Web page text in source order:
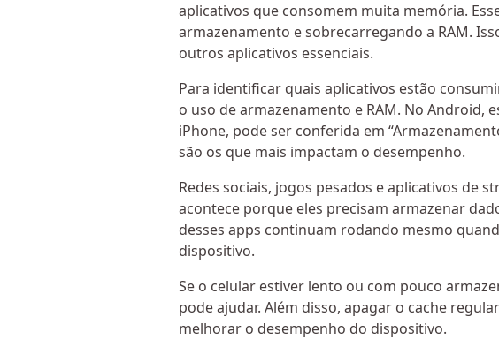
aplicativos que consomem muita memória.
armazenamento e sobrecarregando a RAM.
outros aplicativos essenciais.
Para identificar quais aplicativos estão
o uso de armazenamento e RAM. No Android,
iPhone, pode ser conferida em
são os que mais impactam o desempenho.
Redes sociais, jogos pesados e aplicativos de
acontece porque eles precisam armazenar
desses apps continuam rodando mesmo
dispositivo.
Se o celular estiver lento ou com pouco
pode ajudar. Além disso, apagar o cache
melhorar o desempenho do dispositivo.